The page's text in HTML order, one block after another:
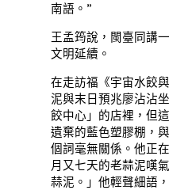
南語。”
王孟筠說，閩臺同講
文明延續。
在走訪福《宇宙水餃
泥與末日預兆廖沾沾
餃中心」的店裡，但
遺棄的藍色塑膠棚，
個詞毫無關係。他正
月又七天的老蒜泥嘆
蒜泥。」他輕聲細語